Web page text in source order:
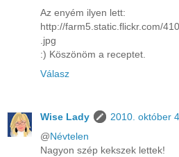
Az enyém ilyen lett:
http://farm5.static.flickr.com/
.jpg
:) Köszönöm a receptet.
Válasz
Wise Lady
2010. október
@Névtelen
Nagyon szép kekszek lettek!